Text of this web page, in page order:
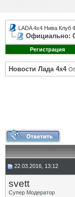
LADA 4x4 Нива Клуб
Официально:
Регистрация
Новости Лада 4х4
22.03.2016, 13:12
svett
Супер Модератор